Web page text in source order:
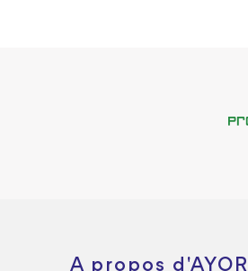
A propos d'AYOR